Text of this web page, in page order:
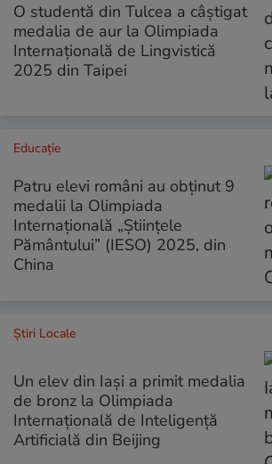
O studentă din Tulcea a câștigat
medalia de aur la Olimpiada
Internațională de Lingvistică
2025 din Taipei
Educație
Patru elevi români au obținut 9
medalii la Olimpiada
Internațională „Științele
Pământului” (IESO) 2025, din
China
Știri Locale
Un elev din Iași a primit medalia
de bronz la Olimpiada
Internațională de Inteligență
Artificială din Beijing